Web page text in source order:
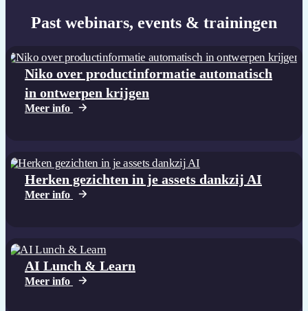
Past webinars, events & trainingen
Niko over productinformatie automatisch
in ontwerpen krijgen
Meer info
Herken gezichten in je assets dankzij AI
Meer info
AI Lunch & Learn
Meer info